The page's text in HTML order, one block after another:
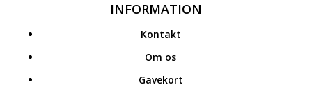
INFORMATION
Kontakt
Om os
Gavekort